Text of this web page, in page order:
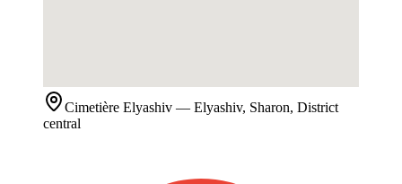
Cimetière Elyashiv — Elyashiv, Sharon, District
central